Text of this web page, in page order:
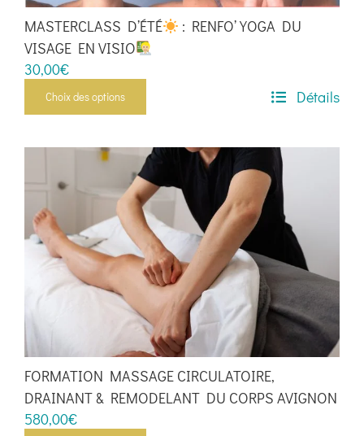
MASTERCLASS D’ÉTÉ
: RENFO’ YOGA DU
VISAGE EN VISIO
30,00€
Choix des options
a
variations.
Les
options
peuvent
sur
la
page
du
produit
Détails
FORMATION MASSAGE CIRCULATOIRE,
DRAINANT & REMODELANT DU CORPS AVIGNON
580,00€